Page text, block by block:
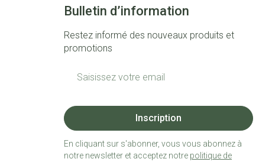
Bulletin d’information
Restez informé des nouveaux produits et
promotions
Inscription
En cliquant sur s'abonner, vous vous abonnez à
notre newsletter et acceptez notre politique de